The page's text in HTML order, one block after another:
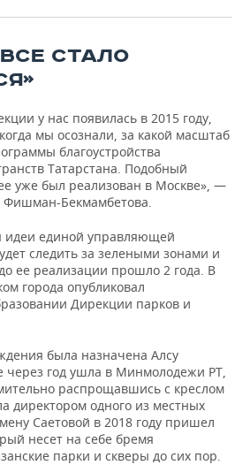
СТАЛО
у нас появилась в 2015 году,
мы осознали, за какой масштаб
благоустройства
Татарстана. Подобный
уже был реализован в Москве», —
Фишман-Бекмамбетова.
идеи единой управляющей
следить за зелеными зонами и
ее реализации прошло 2 года. В
города опубликовал
Дирекции парков и
была назначена Алсу
через год ушла в Минмолодежи РТ,
распрощавшись с креслом
директором одного из местных
Саетовой в 2018 году пришел
несет на себе бремя
парки и скверы до сих пор.